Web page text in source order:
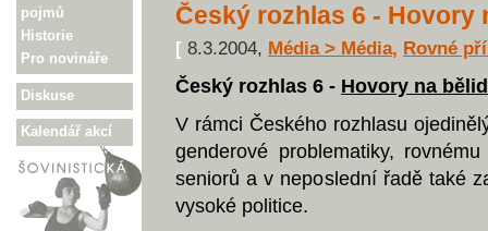
pojmů
Historie
Pro novináře
Diskuse
Kalendář akcí
Český rozhlas 6 - Hovory
[ 8.3.2004, Média > Média, Rovné
Český rozhlas 6 - Hovory na
V rámci Českého rozhlasu
genderové problematiky,
seniorů a v neposlední řadě také
vysoké politice.